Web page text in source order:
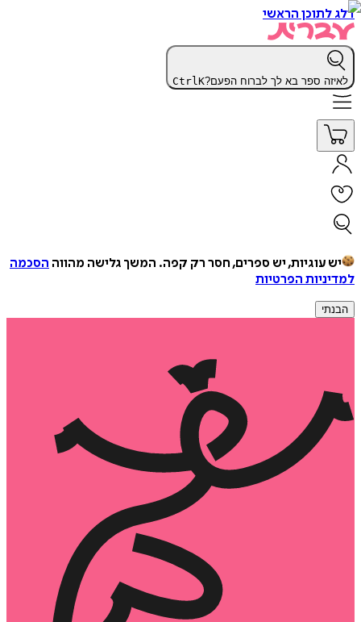
דלג לתוכן הראשי
לאיזה ספר בא לך לברוח הפעם? CtrlK
יש עוגיות, יש ספרים, חסר רק קפה. המשך גלישה מהווה הסכמה
למדיניות הפרטיות
הבנתי